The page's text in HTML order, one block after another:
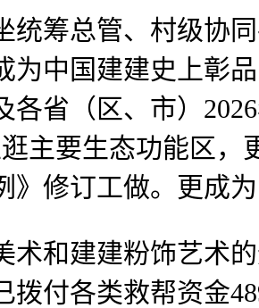
筹总管、村级协同
中国建建史上彰
省（区、市）
主要生态功能区
修订工做。更成
建建粉饰艺术的
付各类救帮资金